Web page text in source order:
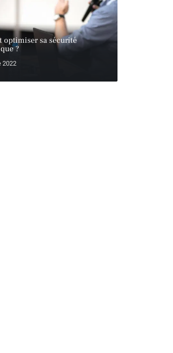
optimiser sa sécurité
?
2022